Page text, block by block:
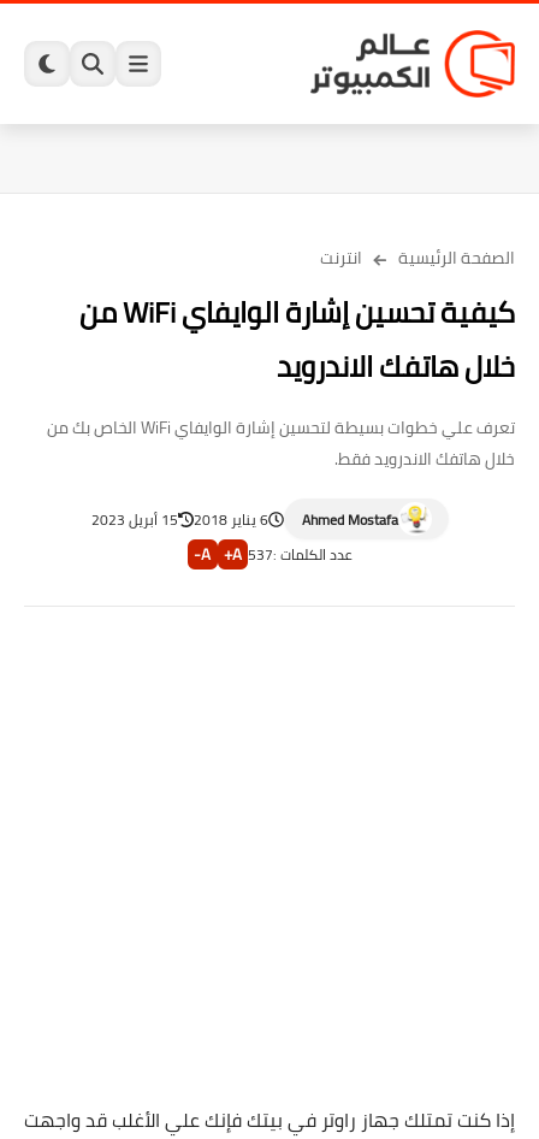
الصفحة الرئيسية انترنت
كيفية تحسين إشارة الوايفاي WiFi من
خلال هاتفك الاندرويد
تعرف علي خطوات بسيطة لتحسين إشارة الوايفاي WiFi الخاص بك من
خلال هاتفك الاندرويد فقط.
Ahmed Mostafa 6 يناير 2018
15 أبريل 2023
عدد الكلمات :537
A+
A-
إذا كنت تمتلك جهاز راوتر في بيتك فإنك علي الأغلب قد واجهت